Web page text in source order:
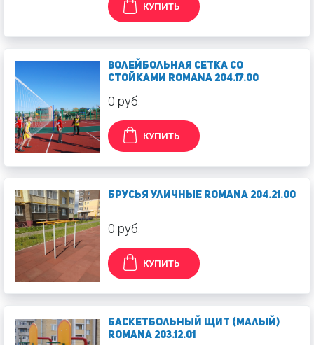
КУПИТЬ
Волейбольная сетка со
стойками Romana 204.17.00
0 руб.
КУПИТЬ
Брусья уличные Romana 204.21.00
0 руб.
КУПИТЬ
Баскетбольный щит (малый)
Romana 203.12.01